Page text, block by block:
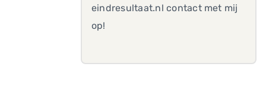
eindresultaat.nl contact met mij
op!